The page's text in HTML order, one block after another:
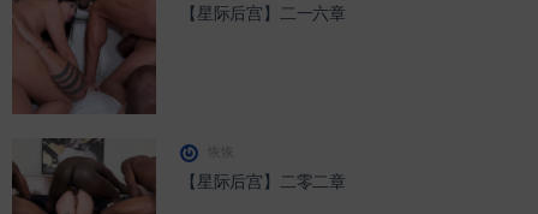
【星际后宫】二一六章
【星际后宫】二零二章